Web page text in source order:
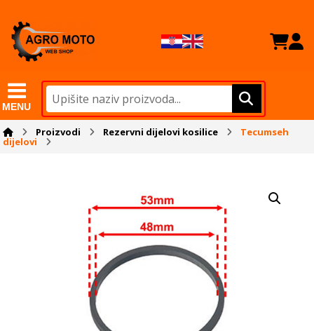
MENU
Proizvodi Rezervni dijelovi kosilice Tecumseh
dijelovi